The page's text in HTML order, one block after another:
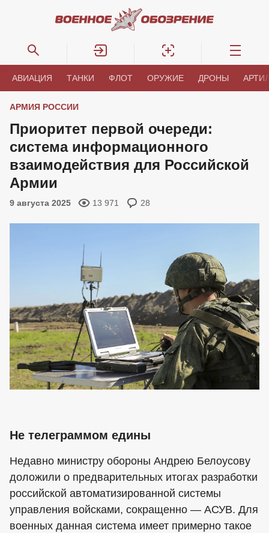
АВИАЦИЯ ТАНКИ ФЛОТ ОРУЖИЕ ДРОНЫ
АРМИЯ РОССИИ
Приоритет первой очереди:
система информационного
взаимодействия для Российской
Армии
9 августа 2025 13 971 28
Не телеграммом едины
Недавно министру обороны Андрею Белоусову
доложили о предварительных итогах разработки
российской автоматизированной системы
управления войсками, сокращенно — АСУВ. Для
военных данная система имеет примерно такое